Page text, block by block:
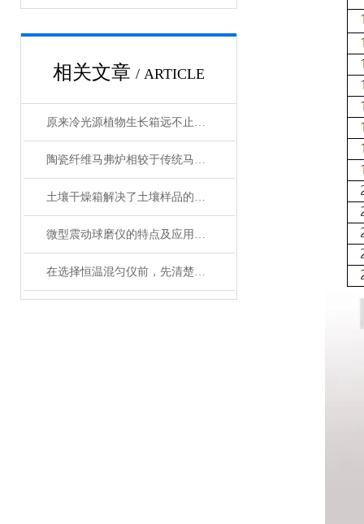
相关文章 / ARTICLE
原来冷光源植物生长箱远不止那么简单
陶瓷纤维马弗炉相较于传统马弗炉有哪些提升？
土壤干燥箱解决了土壤样品的制备工作效率底的问题
微型震动球磨仪的特点及应用领域说明
在选择恒温混匀仪前，先清楚实验的需求